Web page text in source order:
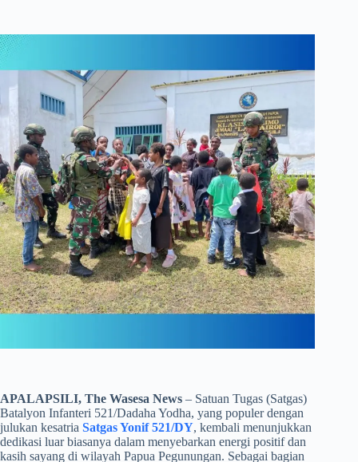
APALAPSILI, The Wasesa News – Satuan Tugas (Satgas)
Batalyon Infanteri 521/Dadaha Yodha, yang populer dengan
julukan kesatria Satgas Yonif 521/DY, kembali menunjukkan
dedikasi luar biasanya dalam menyebarkan energi positif dan
kasih sayang di wilayah Papua Pegunungan. Sebagai bagian